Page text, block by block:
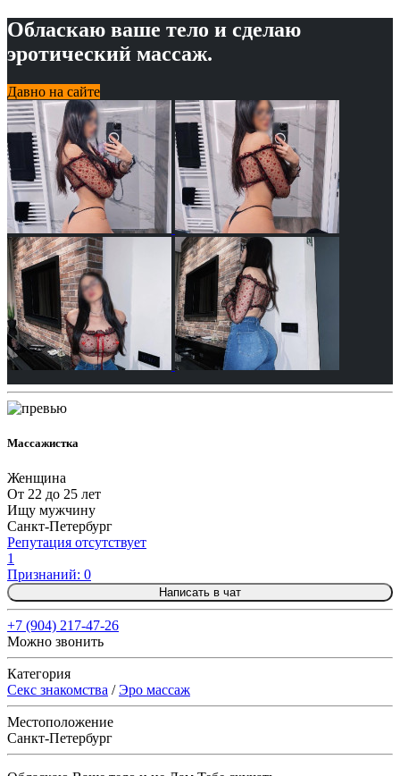
Обласкаю ваше тело и сделаю
эротический массаж.
Давно на сайте
Массажистка
Женщина
От 22 до 25 лет
Ищу мужчину
Санкт-Петербург
Репутация отсутствует
1
Признаний: 0
Написать в чат
+7 (904) 217-47-26
Можно звонить
Категория
Секс знакомства /Эро массаж
Местоположение
Санкт-Петербург